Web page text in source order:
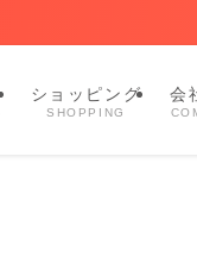
ショッピング
SHOPPING
会